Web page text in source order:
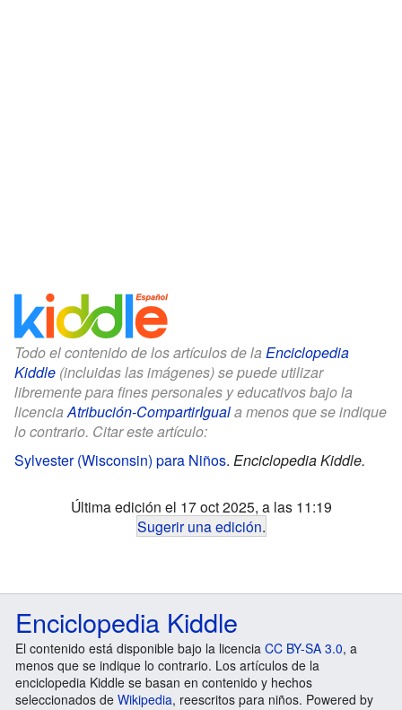
Todo el contenido de los artículos de la Enciclopedia
Kiddle (incluidas las imágenes) se puede utilizar
libremente para fines personales y educativos bajo la
licenciaAtribución-CompartirIguala menos que se indique
lo contrario. Citar este artículo:
Sylvester (Wisconsin) para Niños. Enciclopedia Kiddle.
Última edición el 17 oct 2025, a las 11:19
Sugerir una edición.
Enciclopedia Kiddle
El contenido está disponible bajo la licencia CC BY-SA 3.0, a
menos que se indique lo contrario. Los artículos de la
enciclopedia Kiddle se basan en contenido y hechos
seleccionados de Wikipedia, reescritos para niños. Powered by